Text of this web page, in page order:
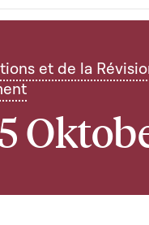
et de la